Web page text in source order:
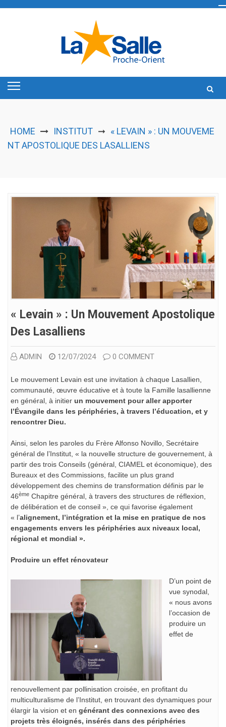
HOME INSTITUT ➞ « LEVAIN » : UN MOUVEME
NT APOSTOLIQUE DES LASALLIENS
« Levain » : Un Mouvement Apostolique
Des Lasalliens
ADMIN 12/07/2024 0 COMMENT
Le mouvement Levain est une invitation à chaque Lasallien,
communauté, œuvre éducative et à toute la Famille lasallienne
en général, à initier un mouvement pour aller apporter
l’Évangile dans les périphéries, à travers l’éducation, et y
rencontrer Dieu.
Ainsi, selon les paroles du Frère Alfonso Novillo, Secrétaire
général de l’Institut, « la nouvelle structure de gouvernement, à
partir des trois Conseils (général, CIAMEL et économique), des
Bureaux et des Commissions, facilite un plus grand
développement des chemins de transformation définis par le
46ème Chapitre général, à travers des structures de réflexion,
de délibération et de conseil », ce qui favorise également
« l’alignement, l’intégration et la mise en pratique de nos
engagements envers les périphéries aux niveaux local,
régional et mondial ».
Produire un effet rénovateur
D’un point de
vue synodal,
« nous avons
l’occasion de
produire un
effet de
renouvellement par pollinisation croisée, en profitant du
multiculturalisme de l’Institut, en trouvant des dynamiques pour
élargir la vision et en générant des connexions avec des
projets très éloignés, insérés dans des périphéries